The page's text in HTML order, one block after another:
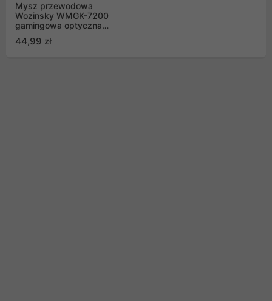
Mysz przewodowa
Wozinsky WMGK-7200
gamingowa optyczna
44,99 zł